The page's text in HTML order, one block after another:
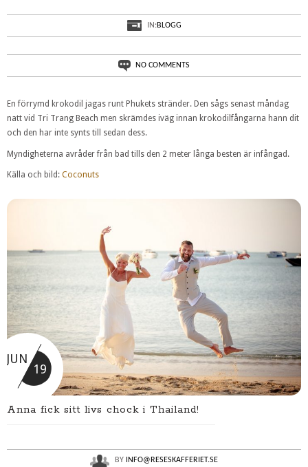
IN:BLOGG
NO COMMENTS
En förrymd krokodil jagas runt Phukets stränder. Den sågs senast måndag
natt vid Tri Trang Beach men skrämdes iväg innan krokodilfångarna hann dit
och den har inte synts till sedan dess.
Myndigheterna avråder från bad tills den 2 meter långa besten är infångad.
Källa och bild: Coconuts
JUN
19
Anna fick sitt livs chock i Thailand!
BY INFO@RESESKAFFERIET.SE